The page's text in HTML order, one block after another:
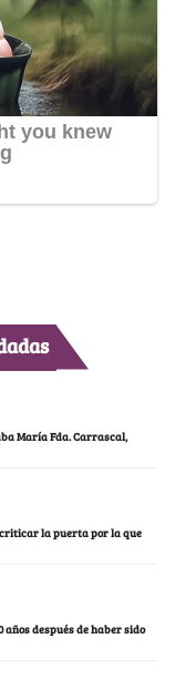
María Fda. Carrascal,
criticar la puerta por la que
después de haber sido